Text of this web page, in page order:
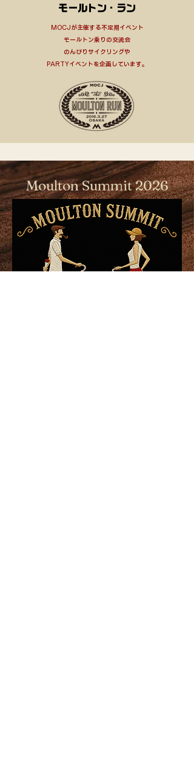
モールトン・ラン
MOCJが主催する不定期イベント
モールトン乗りの交流会
のんびりサイクリングや
PARTYイベントを企画しています。​​
Moulton Summit 2026